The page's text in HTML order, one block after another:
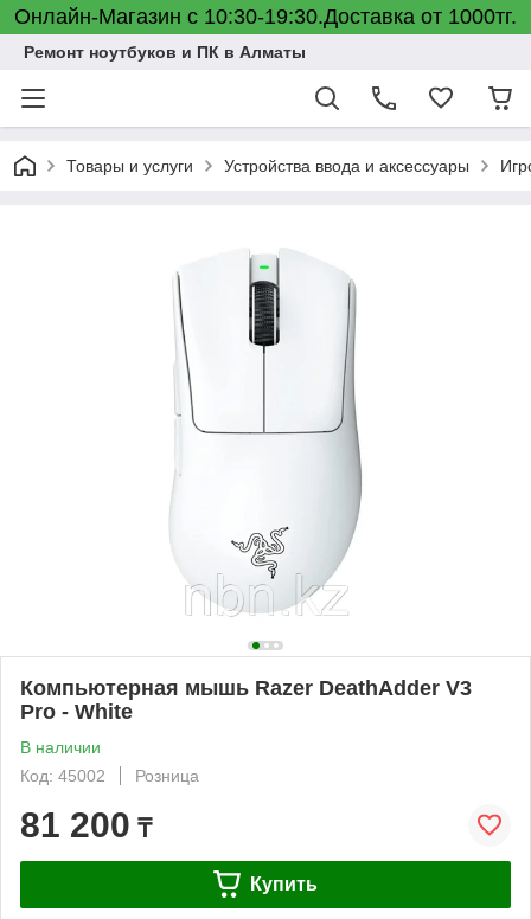
Онлайн-Магазин с 10:30-19:30.Доставка от 1000тг.
Ремонт ноутбуков и ПК в Алматы
Товары и услуги Устройства ввода и аксессуары
Компьютерная мышь Razer DeathAdder V3
Pro - White
В наличии
Код: 45002
Розница
81 200 ₸
Купить